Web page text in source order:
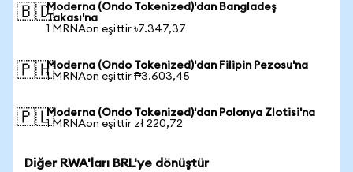
🇧🇩Moderna (Ondo Tokenized)'dan Bangladeş
Takası'na
1 MRNAon eşittir ৳7.347,37
🇵🇭Moderna (Ondo Tokenized)'dan Filipin Pezosu'na
1 MRNAon eşittir ₱3.603,45
🇵🇱Moderna (Ondo Tokenized)'dan Polonya Zlotisi'na
1 MRNAon eşittir zł 220,72
Diğer RWA'ları BRL'ye dönüştür